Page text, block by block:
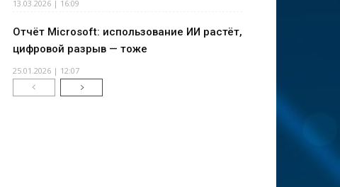
13.03.2026 | 16:09
Отчёт Microsoft: использование ИИ растёт,
цифровой разрыв — тоже
25.01.2026 | 12:07